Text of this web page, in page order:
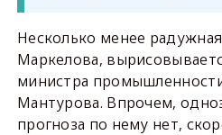
Несколько менее
Маркелова,
министра
Мантурова. Впрочем,
прогноза по нему нет,